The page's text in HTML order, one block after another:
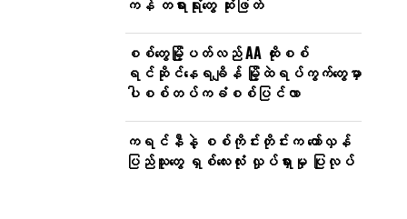
ကန် တရားရုံးတွေ ဆုံးဖြတ်
စစ်တွေမြို့ပတ်လည် AA ထိုးစစ်
ရင်ဆိုင်နေရချိန် မြို့ထဲရပ်ကွက်တွေမှာ
ပါစစ်တပ်ကခံစစ်ပြင်လာ
ကရင်နီနဲ့ စစ်ကိုင်းတိုင်းက တော်လှန်
ပြည်သူတွေ ရှစ်လေးလုံး လှုပ်ရှားမှု ပြုလုပ်